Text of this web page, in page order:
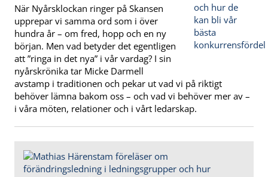
När Nyårsklockan ringer på Skansen
upprepar vi samma ord som i över
hundra år – om fred, hopp och en ny
början. Men vad betyder det egentligen
att ”ringa in det nya” i vår vardag? I sin
nyårskrönika tar Micke Darmell
avstamp i traditionen och pekar ut vad vi på riktigt
behöver lämna bakom oss – och vad vi behöver mer av –
i våra möten, relationer och i vårt ledarskap.